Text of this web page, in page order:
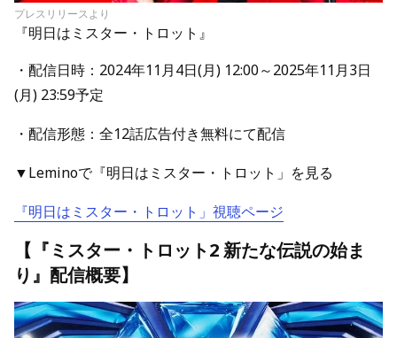
プレスリリースより
『明日はミスター・トロット』
・配信日時：2024年11月4日(月) 12:00～2025年11月3日
(月) 23:59予定
・配信形態：全12話広告付き無料にて配信
▼Leminoで『明日はミスター・トロット」を見る
『明日はミスター・トロット」視聴ページ
【『ミスター・トロット2 新たな伝説の始ま
り』配信概要】